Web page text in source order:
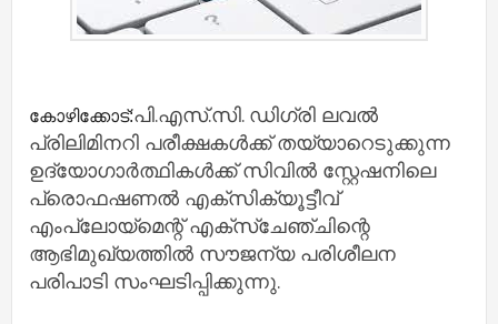
കോഴിക്കോട്:പി.എസ്.സി. ഡിഗ്രി ലവല്‍
പ്രിലിമിനറി പരീക്ഷകള്‍ക്ക് തയ്യാറെടുക്കുന്ന
ഉദ്യോഗാര്‍ത്ഥികള്‍ക്ക് സിവില്‍ സ്റ്റേഷനിലെ
പ്രൊഫഷണല്‍ എക്സിക്യൂട്ടീവ്
എംപ്ലോയ്മെന്റ് എക്സ്ചേഞ്ചിന്റെ
ആഭിമുഖ്യത്തില്‍ സൗജന്യ പരിശീലന
പരിപാടി സംഘടിപ്പിക്കുന്നു.